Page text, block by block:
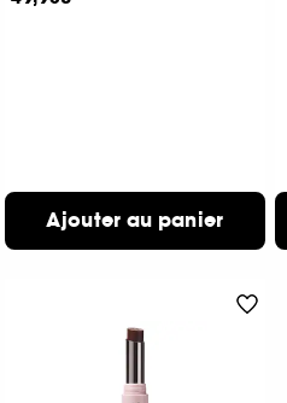
Ajouter au panier